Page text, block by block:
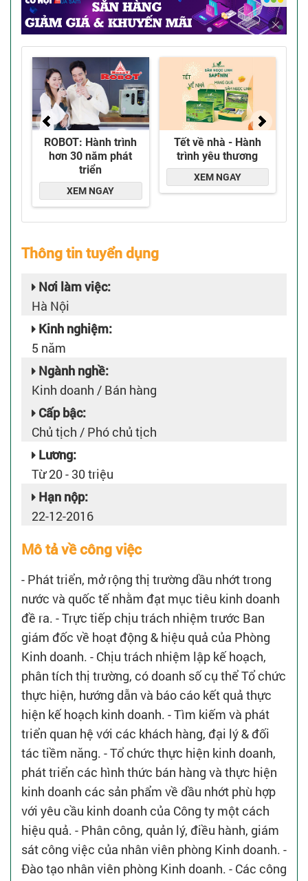
Thông tin tuyển dụng
Nơi làm việc:
Hà Nội
Kinh nghiệm:
5 năm
Ngành nghề:
Kinh doanh / Bán hàng
Cấp bậc:
Chủ tịch / Phó chủ tịch
Lương:
Từ 20 - 30 triệu
Hạn nộp:
22-12-2016
Mô tả về công việc
- Phát triển, mở rộng thị trường dầu nhớt trong
nước và quốc tế nhằm đạt mục tiêu kinh doanh
đề ra. - Trực tiếp chịu trách nhiệm trước Ban
giám đốc về hoạt động & hiệu quả của Phòng
Kinh doanh. - Chịu trách nhiệm lập kế hoạch,
phân tích thị trường, có doanh số cụ thể Tổ chức
thực hiện, hướng dẫn và báo cáo kết quả thực
hiện kế hoạch kinh doanh. - Tìm kiếm và phát
triển quan hệ với các khách hàng, đại lý & đối
tác tiềm năng. - Tổ chức thực hiện kinh doanh,
phát triển các hình thức bán hàng và thực hiện
kinh doanh các sản phẩm về dầu nhớt phù hợp
với yêu cầu kinh doanh của Công ty một cách
hiệu quả. - Phân công, quản lý, điều hành, giám
sát công việc của nhân viên phòng Kinh doanh. -
Đào tạo nhân viên phòng Kinh doanh. - Các công